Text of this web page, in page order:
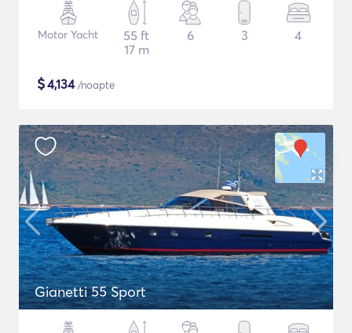
Motor Yacht
55 ft
17 m
6 3 4
$4,134/noapte
Gianetti 55 Sport